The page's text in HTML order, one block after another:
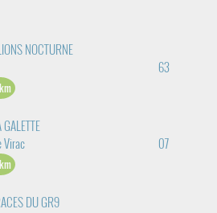
NOCTURNE
63
Virac
07
DU GR9